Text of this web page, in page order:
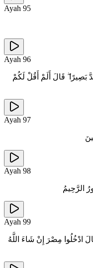
Ayah 95
Ayah 96
بَصِيرًا ۖ قَالَ أَلَمْ أَقُلْ لَكُمْ
Ayah 97
Ayah 98
الرَّحِيمُ
Ayah 99
ادْخُلُوا مِصْرَ إِنْ شَاءَ اللَّهُ